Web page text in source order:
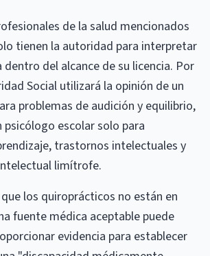
de la salud mencionados
tienen la autoridad para interpretar
dentro del alcance de su licencia. Por
Social utilizará la opinión de un
problemas de audición y equilibrio,
psicólogo escolar solo para
trastornos intelectuales y
limítrofe.
los quiroprácticos no están en
fuente médica aceptable puede
evidencia para establecer